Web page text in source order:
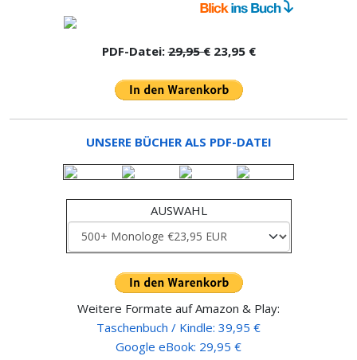
PDF-Datei:29,95 €23,95 €
UNSERE BÜCHER ALS PDF-DATEI
AUSWAHL
Weitere Formate auf Amazon & Play:
Taschenbuch / Kindle: 39,95 €
Google eBook: 29,95 €